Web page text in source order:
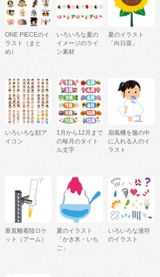
ONE PIECEのイ
ラスト（まと
め）
いろいろな夏の
イメージのライ
ン素材
夏のイラスト
「向日葵」
いろいろな顔ア
イコン
1月から12月まで
の毎月のタイト
ル文字
扇風機を服の中
に入れる人のイ
ラスト
垂直離着陸ロケ
ット（アーム）
夏のイラスト
「かき氷・いち
ご」
いろいろな漫符
のイラスト